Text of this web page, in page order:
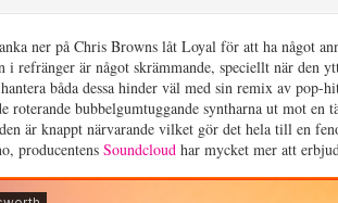
ner på Chris Browns låt Loyal för att ha något
i refränger är något skrämmande, speciellt när den
båda dessa hinder väl med sin remix av pop-
roterande bubbelgumtuggande syntharna ut mot
är knappt närvarande vilket gör det hela till en
producentensSoundcloud har mycket mer att